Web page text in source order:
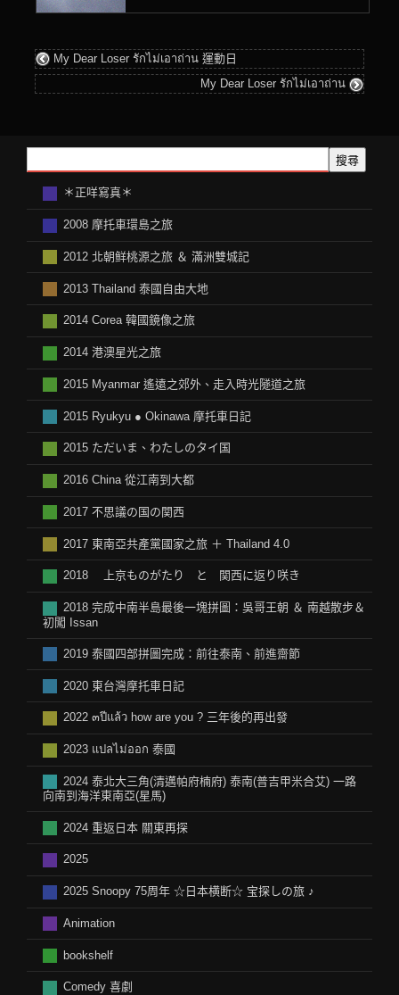
My Dear Loser รักไม่เอาถ่าน 運動日
My Dear Loser รักไม่เอาถ่าน
搜尋
＊正咩寫真＊
2008 摩托車環島之旅
2012 北朝鲜桃源之旅 ＆ 滿洲雙城記
2013 Thailand 泰國自由大地
2014 Corea 韓國鏡像之旅
2014 港澳星光之旅
2015 Myanmar 遙遠之郊外、走入時光隧道之旅
2015 Ryukyu ● Okinawa 摩托車日記
2015 ただいま、わたしのタイ国
2016 China 從江南到大都
2017 不思議の国の関西
2017 東南亞共產黨國家之旅 ＋ Thailand 4.0
2018 上京ものがたり と 関西に返り咲き
2018 完成中南半島最後一塊拼圖：吳哥王朝 ＆ 南越散步＆
初闖 Issan
2019 泰國四部拼圖完成：前往泰南、前進齋節
2020 東台灣摩托車日記
2022 ๓ปีแล้ว how are you ? 三年後的再出發
2023 แปลไม่ออก 泰國
2024 泰北大三角(清邁帕府楠府) 泰南(普吉甲米合艾) 一路
向南到海洋東南亞(星馬)
2024 重返日本 關東再探
2025
2025 Snoopy 75周年 ☆日本横断☆ 宝探しの旅 ♪
Animation
bookshelf
Comedy 喜劇